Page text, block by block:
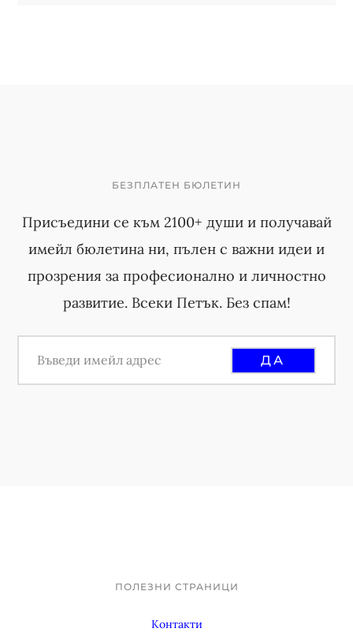
БЕЗПЛАТЕН БЮЛЕТИН
Присъедини се към 2100+ души и получавай
имейл бюлетина ни, пълен с важни идеи и
прозрения за професионално и личностно
развитие. Всеки Петък. Без спам!
ПОЛЕЗНИ СТРАНИЦИ
Контакти